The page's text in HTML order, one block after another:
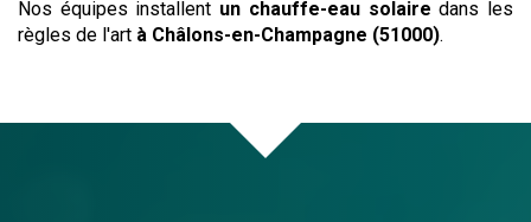
Nos équipes installent un chauffe-eau solaire dans les
règles de l'art à Châlons-en-Champagne (51000).